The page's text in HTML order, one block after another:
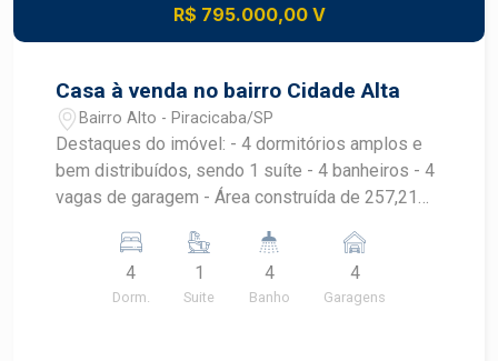
R$ 795.000,00 V
Casa à venda no bairro Cidade Alta
Bairro Alto - Piracicaba/SP
Destaques do imóvel: - 4 dormitórios amplos e
bem distribuídos, sendo 1 suíte - 4 banheiros - 4
vagas de garagem - Área construída de 257,21
espaçosos e funcionais Excelente potencial para
investimento Localização privilegiada, próxima a
comércios, serviços, escolas e vias de fácil
4
Dorm.
1
Suite
4
Banho
4
Garagens